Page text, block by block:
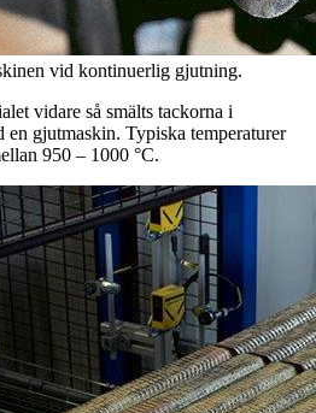
vid kontinuerlig gjutning.
vidare så smälts tackorna i
gjutmaskin. Typiska temperaturer
950 – 1000 °C.